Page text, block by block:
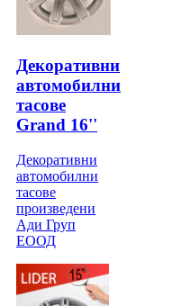
Декоративни
автомобилни
тасове
Grand 16''
Декоративни
автомобилни
тасове
произведени
Ади Груп
ЕООД